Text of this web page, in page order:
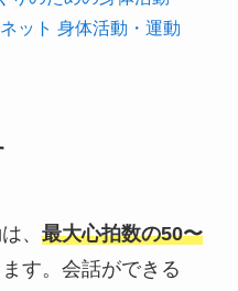
ット 身体活動・運動
、 最大心拍数の50〜
す。会話ができる